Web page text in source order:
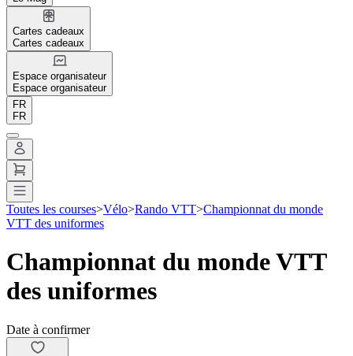
Cartes cadeaux
Cartes cadeaux
Espace organisateur
Espace organisateur
FR
FR
Toutes les courses>Vélo>Rando VTT>Championnat du monde
VTT des uniformes
Championnat du monde VTT
des uniformes
Date à confirmer